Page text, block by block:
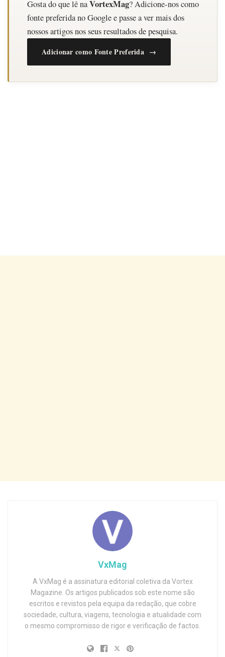
Gosta do que lê naVortexMag? Adicione-nos como
fonte preferida no Google e passe a ver mais dos
nossos artigos nos seus resultados de pesquisa.
Adicionar como Fonte Preferida →
VxMag
A VxMag é a assinatura editorial coletiva da Vortex
Magazine. Os artigos publicados sob este nome são
escritos e revistos pela equipa da redação, que cobre
sociedade, cultura, viagens, tecnologia e atualidade com
o mesmo compromisso de rigor e verificação de factos.